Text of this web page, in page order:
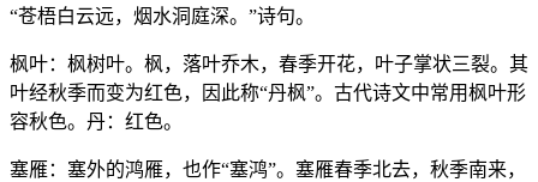
“苍梧白云远，烟水洞庭深。”诗句。
枫叶：枫树叶。枫，落叶乔木，春季开花，叶子掌状三裂。其
叶经秋季而变为红色，因此称“丹枫”。古代诗文中常用枫叶形
容秋色。丹：红色。
塞雁：塞外的鸿雁，也作“塞鸿”。塞雁春季北去，秋季南来，